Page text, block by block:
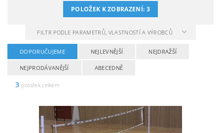
POLOŽEK K ZOBRAZENÍ: 3
FILTR PODLE PARAMETRŮ, VLASTNOSTÍ A VÝROBCŮ
DOPORUČUJEME NEJLEVNĚJŠÍ NEJDRAŽŠÍ
NEJPRODÁVANĚJŠÍ ABECEDNĚ
3 položek celkem